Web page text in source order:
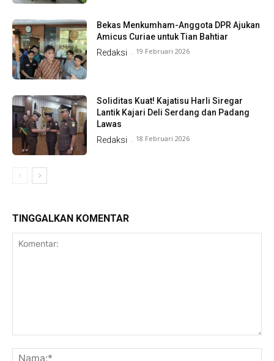
Bekas Menkumham-Anggota DPR Ajukan
Amicus Curiae untuk Tian Bahtiar
Redaksi - 19 Februari 2026
Soliditas Kuat! Kajatisu Harli Siregar
Lantik Kajari Deli Serdang dan Padang
Lawas
Redaksi - 18 Februari 2026
TINGGALKAN KOMENTAR